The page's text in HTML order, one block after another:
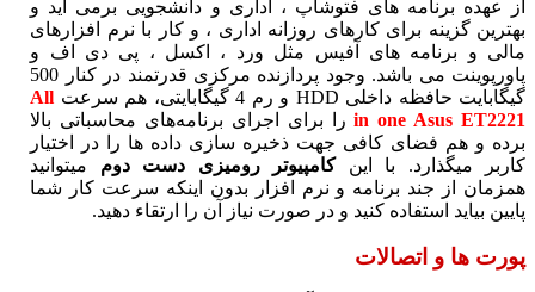
از عهده برنامه های فتوشاپ ، اداری و دانشجویی برمی آید و
بهترین گزینه برای کارهای روزانه اداری ، و کار با نرم افزارهای
مالی و برنامه های آفیس مثل ورد ، اکسل ، پی دی اف و
پاورپوینت می باشد. وجود پردازنده مرکزی قدرتمند در کنار 500
گیگابایت حافظه داخلی HDD و رم 4 گیگابایتی، هم سرعت
All
in one Asus ET2221را برای اجرای برنامه‌های محاسباتی بالا
برده و هم فضای کافی جهت ذخیره سازی داده ها را در اختیار
کاربر میگذارد. با اینکامپیوتر رومیزی دست دوم میتوانید
همزمان از جند برنامه و نرم افزار بدون اینکه سرعت کار شما
پایین بیاید استفاده کنید و در صورت نیاز آن را ارتقاء دهید.
پورت ها و اتصالات